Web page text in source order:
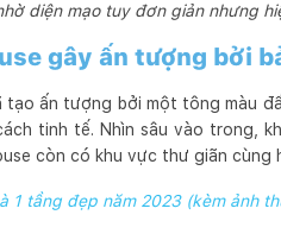
diện mạo tuy đơn giản nhưng
gây ấn tượng bởi
tạo ấn tượng bởi một tông màu
tinh tế. Nhìn sâu vào trong,
còn có khu vực thư giãn
1 tầng đẹp năm 2023 (kèm ảnh